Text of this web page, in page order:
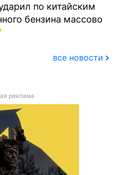
по китайским
бензина массово
все новости
реклама